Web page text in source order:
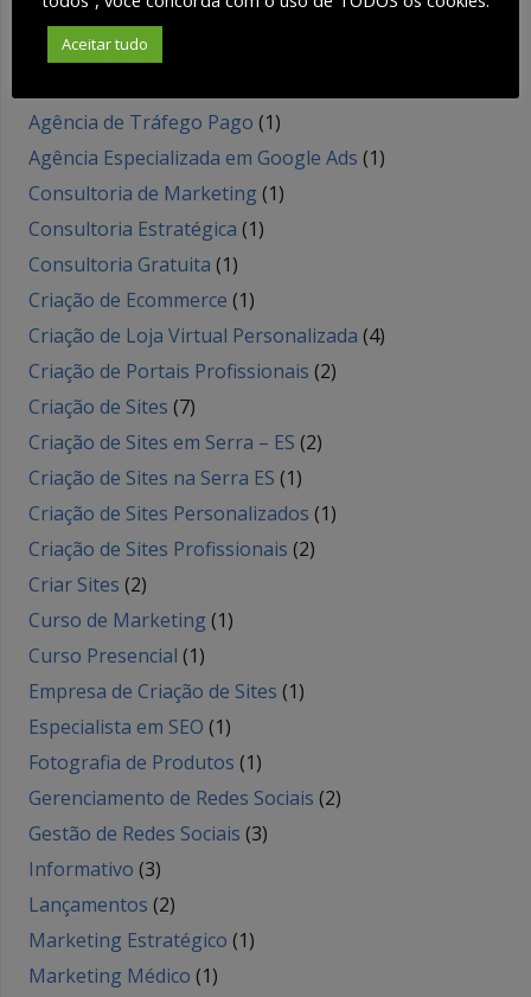
Agência de SEO – CARIACICA (1)
Agência de SEO na Serra – ES
Agência de Tráfego Pago (1)
Agência Especializada em Google Ads (1)
Consultoria de Marketing (1)
Consultoria Estratégica (1)
Consultoria Gratuita (1)
Criação de Ecommerce (1)
Criação de Loja Virtual Personalizada (4)
Criação de Portais Profissionais (2)
Criação de Sites (7)
Criação de Sites em Serra – ES (2)
Criação de Sites na Serra ES (1)
Criação de Sites Personalizados (1)
Criação de Sites Profissionais (2)
Criar Sites (2)
Curso de Marketing (1)
Curso Presencial (1)
Empresa de Criação de Sites (1)
Especialista em SEO (1)
Fotografia de Produtos (1)
Gerenciamento de Redes Sociais (2)
Gestão de Redes Sociais (3)
Informativo (3)
Lançamentos (2)
Marketing Estratégico (1)
Marketing Médico (1)
Aceitar tudo